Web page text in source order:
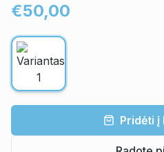
€50,00
Pridėti į